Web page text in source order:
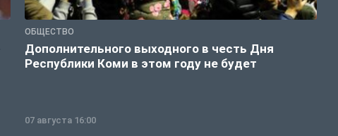
ОБЩЕСТВО
Дополнительного выходного в честь Дня
Республики Коми в этом году не будет
07 августа 16:00